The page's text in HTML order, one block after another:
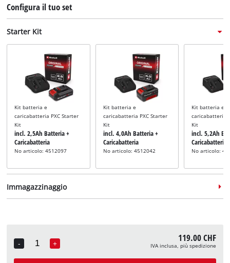
Configura il tuo set
Starter Kit
Kit batteria e
caricabatteria PXC Starter
Kit
incl. 2,5Ah Batteria +
Caricabatteria
No articolo: 4512097
Kit batteria e
caricabatteria PXC Starter
Kit
incl. 4,0Ah Batteria +
Caricabatteria
No articolo: 4512042
Kit batteria e
caricabatteria
Kit
incl. 5,2Ah
Caricabatteria
No articolo:
Immagazzinaggio
-
Quantity
+ 119.00 CHF
IVA inclusa, più spedizione